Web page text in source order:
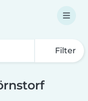
Filter